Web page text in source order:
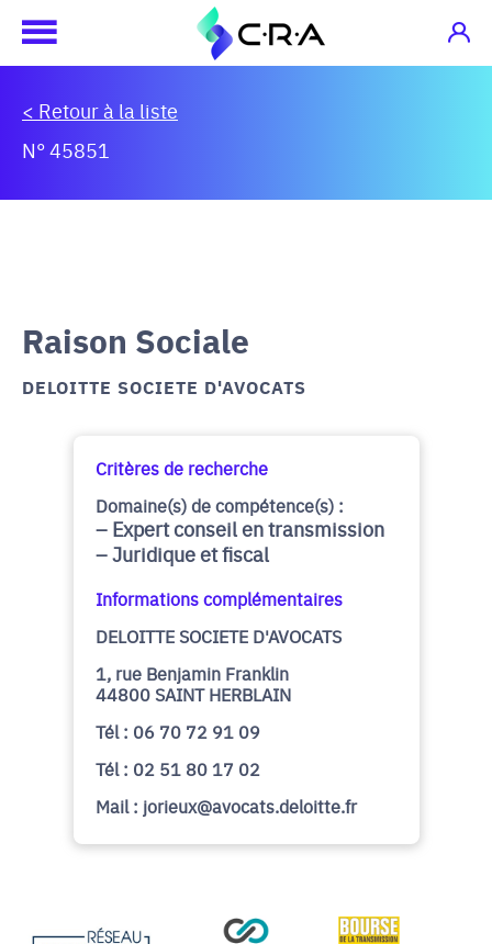
< Retour à la liste
N° 45851
Raison Sociale
DELOITTE SOCIETE D'AVOCATS
Critères de recherche
Domaine(s) de compétence(s) :
Expert conseil en transmission
Juridique et fiscal
Informations complémentaires
DELOITTE SOCIETE D'AVOCATS
1, rue Benjamin Franklin
44800 SAINT HERBLAIN
Tél : 06 70 72 91 09
Tél : 02 51 80 17 02
Mail : jorieux@avocats.deloitte.fr